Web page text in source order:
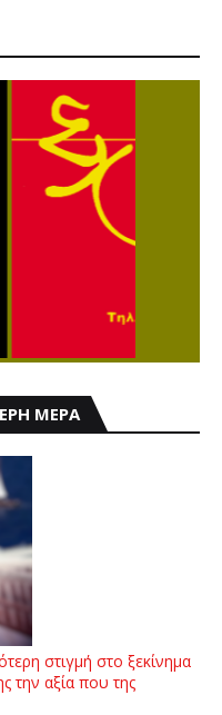
ΜΕΡΑ
στιγμή στο ξεκίνημα
την αξία που της